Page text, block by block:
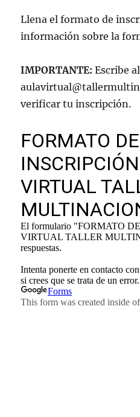
Llena el formato de
información sobre la
IMPORTANTE:Escribe
verificar tu inscripción.